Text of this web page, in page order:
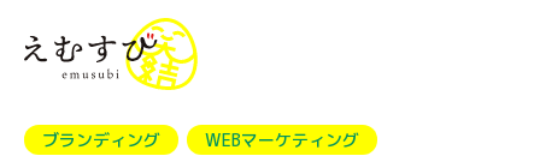
ブランディング WEBマーケティング